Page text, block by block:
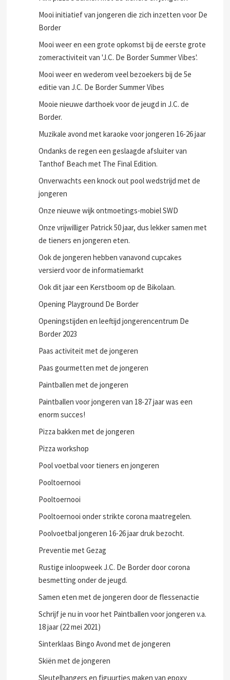
Mooi initiatief van jongeren die zich inzetten voor De
Border
Mooi weer en een grote opkomst bij de eerste grote
zomeractiviteit van 'J.C. De Border Summer Vibes'.
Mooi weer en wederom veel bezoekers bij de 5e
editie van J.C. De Border Summer Vibes
Mooie nieuwe darthoek voor de jeugd in J.C. de
Border.
Muzikale avond met karaoke voor jongeren 16-26 jaar
Ondanks de regen een geslaagde afsluiter van
Tanthof Beach met The Final Edition.
Onverwachts een knock out pool wedstrijd met de
jongeren
Onze nieuwe wijk ontmoetings-mobiel SWD
Onze vrijwilliger Patrick 50 jaar, dus lekker samen met
de tieners en jongeren eten.
Ook de jongeren hebben vanavond cupcakes
versierd voor de informatiemarkt
Ook dit jaar een Kerstboom op de Bikolaan.
Opening Playground De Border
Openingstijden en leeftijd jongerencentrum De
Border 2023
Paas activiteit met de jongeren
Paas gourmetten met de jongeren
Paintballen met de jongeren
Paintballen voor jongeren van 18-27 jaar was een
enorm succes!
Pizza bakken met de jongeren
Pizza workshop
Pool voetbal voor tieners en jongeren
Pooltoernooi
Pooltoernooi
Pooltoernooi onder strikte corona maatregelen.
Poolvoetbal jongeren 16-26 jaar druk bezocht.
Preventie met Gezag
Rustige inloopweek J.C. De Border door corona
besmetting onder de jeugd.
Samen eten met de jongeren door de flessenactie
Schrijf je nu in voor het Paintballen voor jongeren v.a.
18 jaar (22 mei 2021)
Sinterklaas Bingo Avond met de jongeren
Skiën met de jongeren
Sleutelhangers en figuurtjes maken van epoxy